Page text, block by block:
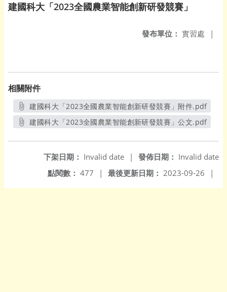
建國科大「2023全國農業智能創新研發競賽」
發布單位： 實習處 |
相關附件
建國科大「2023全國農業智能創新研發競賽」附件.pdf
另開新視窗
建國科大「2023全國農業智能創新研發競賽」公文.pdf
發佈日期： Invalid date
下架日期： Invalid date
|
最後更新日期： 2023-09-26 |
點閱數： 477 |